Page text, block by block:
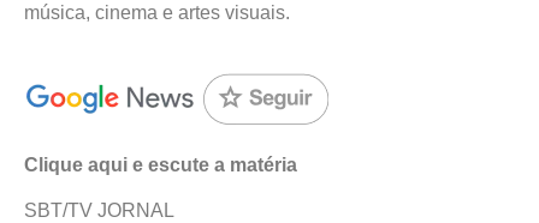
música, cinema e artes visuais.
Clique aqui e escute a matéria
SBT/TV JORNAL